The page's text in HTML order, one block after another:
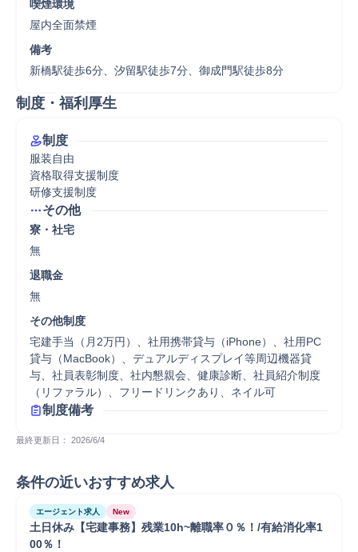
喫煙環境
屋内全面禁煙
備考
新橋駅徒歩6分、汐留駅徒歩7分、御成門駅徒歩8分
制度・福利厚生
制度
服装自由
資格取得支援制度
研修支援制度
その他
寮・社宅
無
退職金
無
その他制度
宅建手当（月2万円）、社用携帯貸与（iPhone）、社用PC
貸与（MacBook）、デュアルディスプレイ等周辺機器貸
与、社員表彰制度、社内懇親会、健康診断、社員紹介制度
（リファラル）、フリードリンクあり、ネイル可
制度備考
最終更新日： 2026/6/4
条件の近いおすすめ求人
エージェント求人 New
土日休み【宅建事務】残業10h~離職率０％！/有給消化率1
00％！